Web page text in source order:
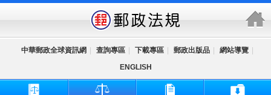
中華郵政全球資訊網 查詢專區 下載專區 郵政出版品 網站導覽
ENGLISH